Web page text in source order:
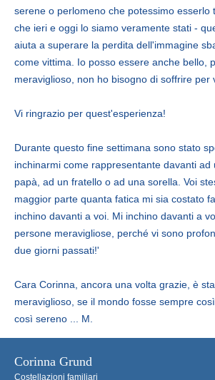
serene o perlomeno che potessimo esserlo
che ieri e oggi lo siamo veramente stati -
aiuta a superare la perdita dell'immagine
come vittima. Io posso essere anche bello,
meraviglioso, non ho bisogno di soffrire per
Vi ringrazio per quest'esperienza!
Durante questo fine settimana sono stato
inchinarmi come rappresentante davanti ad
papà, ad un fratello o ad una sorella. Voi
maggior parte quanta fatica mi sia costato
inchino davanti a voi. Mi inchino davanti a
persone meravigliose, perché vi sono
due giorni passati!'
Cara Corinna, ancora una volta grazie, è
meraviglioso, se il mondo fosse sempre
così sereno ... M.
Corinna Grund
Costellazioni familiari